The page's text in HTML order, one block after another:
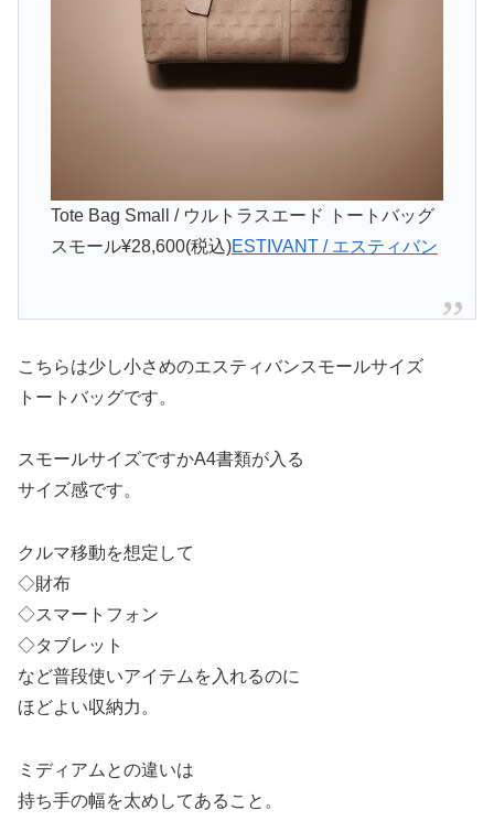
Tote Bag Small / ウルトラスエード トートバッグ
スモール¥28,600(税込)ESTIVANT / エスティバン
こちらは少し小さめのエスティバンスモールサイズ
トートバッグです。
スモールサイズですかA4書類が入る
サイズ感です。
クルマ移動を想定して
◇財布
◇スマートフォン
◇タブレット
など普段使いアイテムを入れるのに
ほどよい収納力。
ミディアムとの違いは
持ち手の幅を太めしてあること。